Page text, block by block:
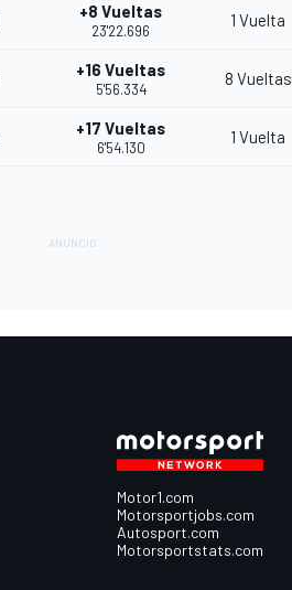
+8 Vueltas
23'22.696
1 Vuelta
+16 Vueltas
5'56.334
8 Vueltas
+17 Vueltas
6'54.130
1 Vuelta
Motor1.com
Motorsportjobs.com
Autosport.com
Motorsportstats.com